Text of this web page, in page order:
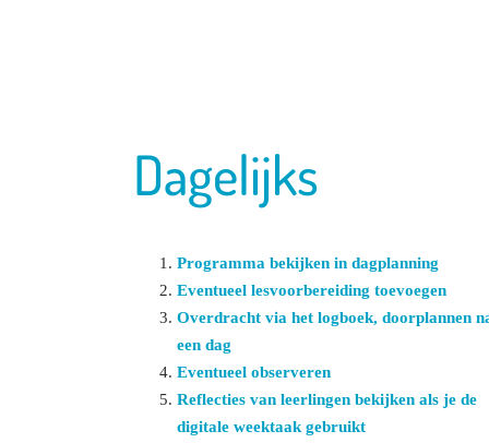
Dagelijks
Programma bekijken in dagplanning
Eventueel lesvoorbereiding toevoegen
Overdracht via het logboek, doorplannen
een dag
Eventueel observeren
Reflecties van leerlingen bekijken als je de
digitale weektaak gebruikt